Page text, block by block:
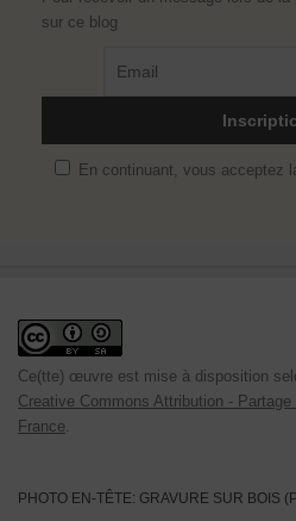
sur ce blog
En continuant, vous acceptez
Ce(tte) œuvre est mise à disposition
Creative Commons Attribution -
France
PHOTO EN-TÊTE: GRAVURE SUR BOIS